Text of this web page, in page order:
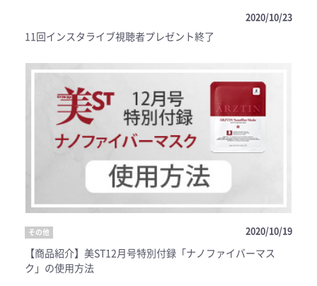
2020/10/23
11回インスタライブ視聴者プレゼント終了
その他 2020/10/19
【商品紹介】美ST12月号特別付録「ナノファイバーマス
ク」の使用方法